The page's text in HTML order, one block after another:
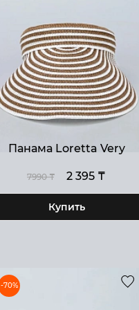
Панама Loretta Very
7990 ₸ 2 395 ₸
Купить
-70%